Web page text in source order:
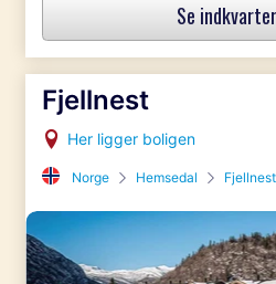
Se
Fjellnest
Her ligger boligen
Norge Hemsedal Fjellnest